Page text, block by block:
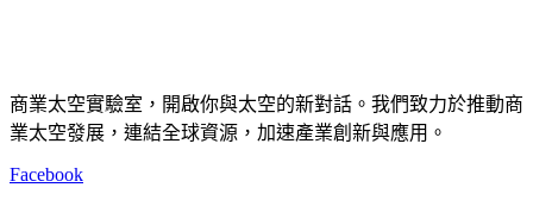
商業太空實驗室，開啟你與太空的新對話。我們致力於推動商
業太空發展，連結全球資源，加速產業創新與應用。
Facebook